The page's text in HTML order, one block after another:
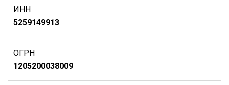
ИНН
5259149913
ОГРН
1205200038009